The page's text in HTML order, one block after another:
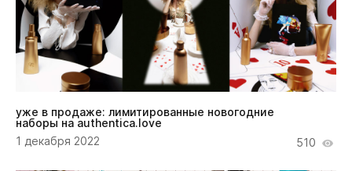
уже в продаже: лимитированные новогодние
наборы на authentica.love
1 декабря 2022
510